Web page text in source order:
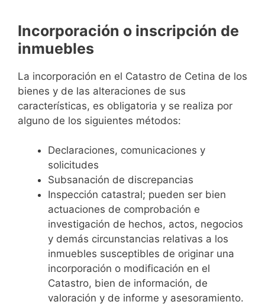
Incorporación o inscripción de
inmuebles
La incorporación en el Catastro de Cetina de los
bienes y de las alteraciones de sus
características, es obligatoria y se realiza por
alguno de los siguientes métodos:
Declaraciones, comunicaciones y
solicitudes
Subsanación de discrepancias
Inspección catastral; pueden ser bien
actuaciones de comprobación e
investigación de hechos, actos, negocios
y demás circunstancias relativas a los
inmuebles susceptibles de originar una
incorporación o modificación en el
Catastro, bien de información, de
valoración y de informe y asesoramiento.